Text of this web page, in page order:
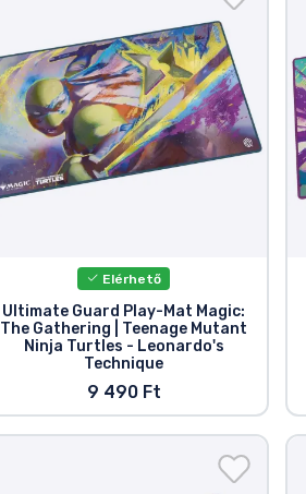
Elérhető
Ultimate Guard Play-Mat Magic:
The Gathering | Teenage Mutant
Ninja Turtles - Leonardo's
Technique
9 490 Ft